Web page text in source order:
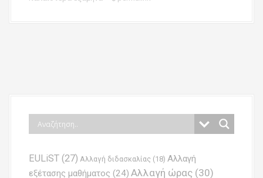
EULiST (27) Αλλαγή διδασκαλίας (18) Αλλαγή
εξέτασης μαθήματος (24) Αλλαγή ώρας (30)